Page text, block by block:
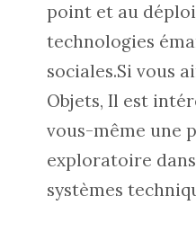
point et au
technologies
sociales.Si vous
Objets, Il est
vous-même une
exploratoire
systèmes